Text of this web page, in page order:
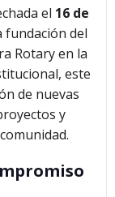
el 16 de
fundación del
Rotary en la
este
de nuevas
y